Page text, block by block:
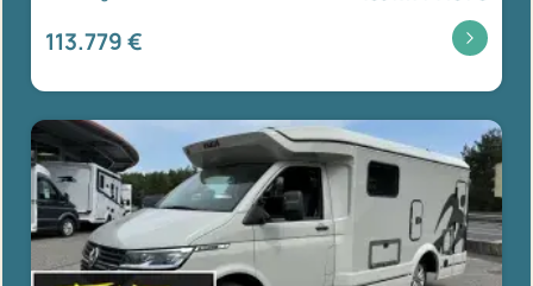
113.779 €